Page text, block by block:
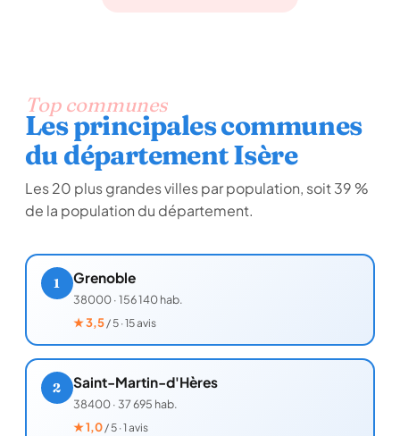
Top communes
Les principales communes
du département Isère
Les 20 plus grandes villes par population, soit 39 %
de la population du département.
1 Grenoble
38000·156 140 hab.
★3,5/ 5 · 15 avis
2 Saint-Martin-d'Hères
38400·37 695 hab.
★1,0/ 5 · 1 avis